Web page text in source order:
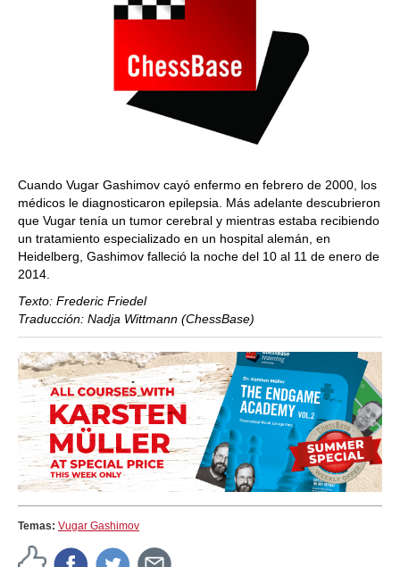
Cuando Vugar Gashimov cayó enfermo en febrero de 2000, los
médicos le diagnosticaron epilepsia. Más adelante descubrieron
que Vugar tenía un tumor cerebral y mientras estaba recibiendo
un tratamiento especializado en un hospital alemán, en
Heidelberg, Gashimov falleció la noche del 10 al 11 de enero de
2014.
Texto: Frederic Friedel
Traducción: Nadja Wittmann (ChessBase)
Temas: Vugar Gashimov